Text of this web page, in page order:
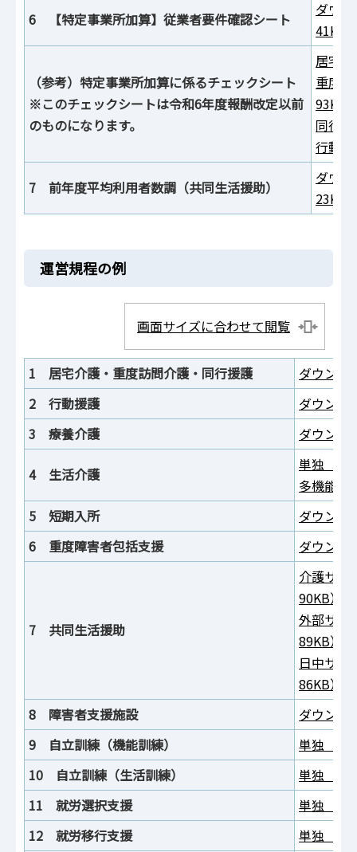
6 【特定事業所加算】従業者要件確認シート
ダウ
41KB
（参考）特定事業所加算に係るチェックシート
※このチェックシートは令和6年度報酬改定以前
のものになります。
居宅
重度
93KB
同行
行動
7 前年度平均利用者数調（共同生活援助）
ダウ
23KB
運営規程の例
画面サイズに合わせて閲覧
1 居宅介護・重度訪問介護・同行援護
ダウンロ
2 行動援護
ダウンロ
3 療養介護
ダウンロ
4 生活介護
単独（ワ
多機能型
5 短期入所
ダウンロ
6 重度障害者包括支援
ダウンロ
7 共同生活援助
介護サー
90KB）
外部サー
89KB）
日中サー
86KB）
8 障害者支援施設
ダウンロ
9 自立訓練（機能訓練）
単独（ワ
10 自立訓練（生活訓練）
単独（ワ
11 就労選択支援
単独（ワ
12 就労移行支援
単独（ワ